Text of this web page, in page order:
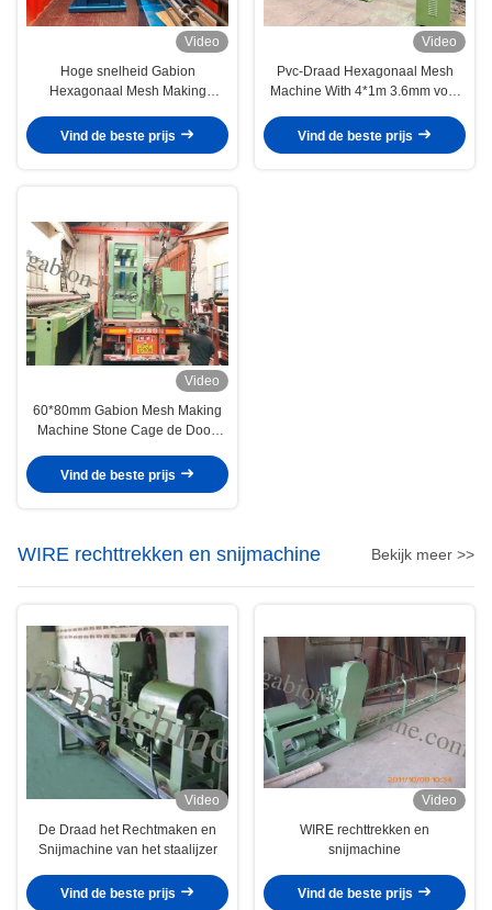
Video
Hoge snelheid Gabion
Hexagonaal Mesh Making
Vind de beste prijs
Video
Pvc-Draad Hexagonaal Mesh
Machine With 4*1m 3.6mm voor
Vind de beste prijs
Video
60*80mm Gabion Mesh Making
Machine Stone Cage de Doos
Vind de beste prijs
WIRE rechttrekken en snijmachine Bekijk meer >>
Video
De Draad het Rechtmaken en
Snijmachine van het staalijzer
Vind de beste prijs
Video
WIRE rechttrekken en
snijmachine
Vind de beste prijs